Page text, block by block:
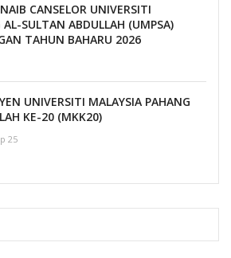
CANSELOR UNIVERSITI
AL-SULTAN ABDULLAH (UMPSA)
TAHUN BAHARU 2026
UNIVERSITI MALAYSIA PAHANG
KE-20 (MKK20)
25